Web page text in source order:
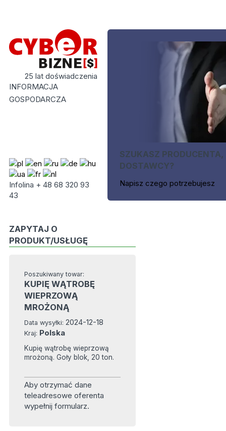
25 lat doświadczenia
INFORMACJA
GOSPODARCZA
Infolina + 48 68 320 93
43
SZUKASZ PRODUCENTA,
DOSTAWCY?
Napisz czego potrzebujesz
ZAPYTAJ O
PRODUKT/USŁUGĘ
Poszukiwany towar:
KUPIĘ WĄTROBĘ
WIEPRZOWĄ
MROŻONĄ
Data wysyłki: 2024-12-18
Kraj: Polska
Kupię wątrobę wieprzową
mrożoną. Goły blok, 20 ton.
Aby otrzymać dane
teleadresowe oferenta
wypełnij formularz.